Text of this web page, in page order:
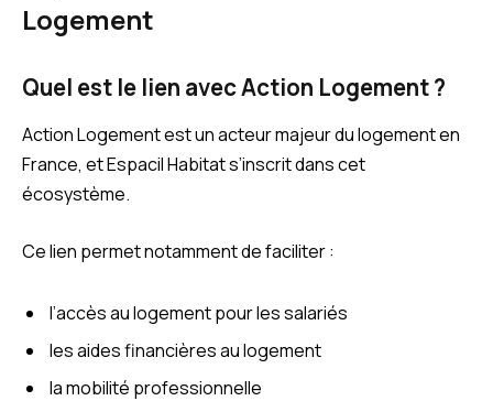
Logement
Quel est le lien avec Action Logement ?
Action Logement est un acteur majeur du logement en
France, et Espacil Habitat s’inscrit dans cet
écosystème.
Ce lien permet notamment de faciliter :
l’accès au logement pour les salariés
les aides financières au logement
la mobilité professionnelle